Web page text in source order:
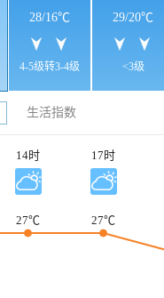
28/16℃
4-5级转3-4级
29/20℃
<3级
生活指数
14时 17时
27℃
27℃